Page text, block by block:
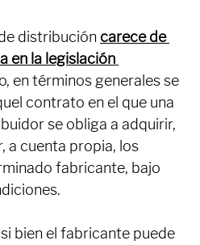
distribución carece de
en la legislación
en términos generales se
contrato en el que una
se obliga a adquirir,
a cuenta propia, los
fabricante, bajo